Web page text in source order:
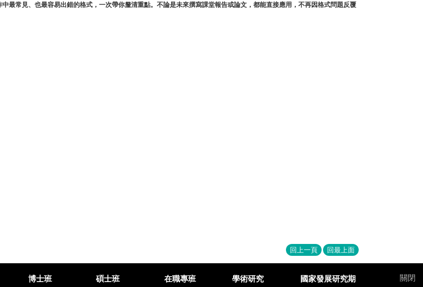
最常見、也最容易出錯的格式，一次帶你釐清重點。不論是未來撰寫課堂報告或論文，都能直接應用，不再因格式問題反覆
回上一頁 回最上面
關閉
博士班 碩士班 在職專班 學術研究
國家發展研究期